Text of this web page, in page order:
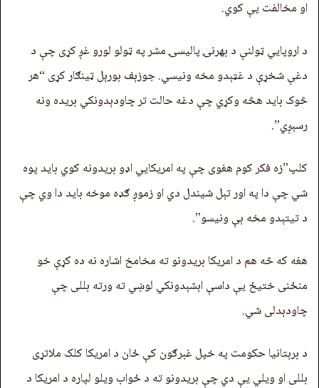
او مخالفت یې کوي.
د اروپايي ټولنې د بهرنۍ پالیسۍ مشر په ټولو لورو غږ کړی چې د
دغې شخړې د غټېدو مخه ونیسي. جوزېف بورېل ټینګار کړی “هر
څوک باید هڅه وکړي چې دغه حالت تر چاودېدونکي بریده ونه
رسېږي”.
کلپ”زه فکر کوم هغوی چې په امریکايي اډو بریدونه کوي باید پوه
شي چې دا په اور تېل شیندل دي او زموږ ګډه موخه باید دا وي چې
د تيتېدو مخه ېې ونیسو”.
هغه که څه هم د امریکا بریدونو ته مخامخ اشاره نه ده کړې خو
منځنی ختیځ يې داسې اېشېدونکي لوښي ته ورته بللی چې
چاودېدلی شي.
د برېتانیا حکومت په خپل غبرګون کې ځان د امریکا کلک ملاتړی
بللی او ویلي يې دي چې بریدونو ته د ځواب ویلو لپاره د امریکا د